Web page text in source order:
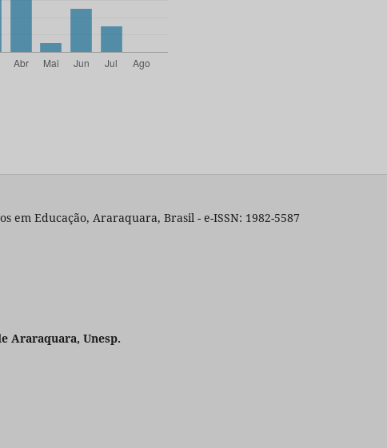
em Educação, Araraquara, Brasil - e-ISSN: 1982-5587
Araraquara, Unesp.